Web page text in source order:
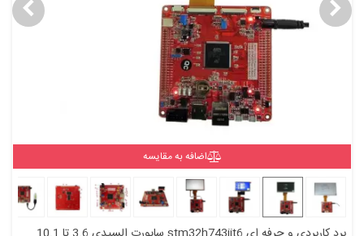
اضافه به مقایسه